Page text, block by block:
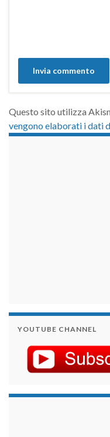
Questo sito utilizza
vengono elaborati i dati
YOUTUBE CHANNEL